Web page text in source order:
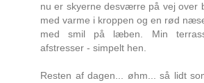
nu er skyerne desværre på vej over
med varme i kroppen og en rød
med smil på læben. Min
afstresser - simpelt hen.
Resten af dagen... øhm... så lidt